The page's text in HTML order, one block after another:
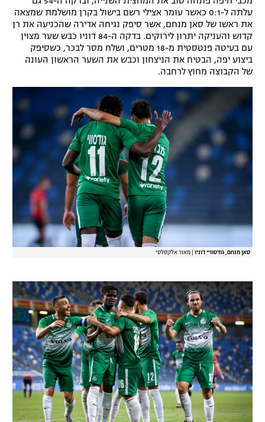
עלתה ל-0:1 כאשר עומר אצילי רשם בישול בקרן מושלמת שמצאה
את ראשו של סאן מנחם, אשר סיפק נגיחה אדירה שהכניעה את רן
קדוש והעניקה יתרון לירוקים. בדקה ה-84 דוניו כבש שער מצוין
עם בעיטה פנטסטית מ-18 מטרים, ושלח מסר לבכר, כשסיפק
ביצוע יפה, הבטיח את הניצחון וכבש את השער הראשון העונה
של הקבוצה מחוץ לרחבה.
סאן מנחם, גודסוויי דוניו מאור אלקסלסי